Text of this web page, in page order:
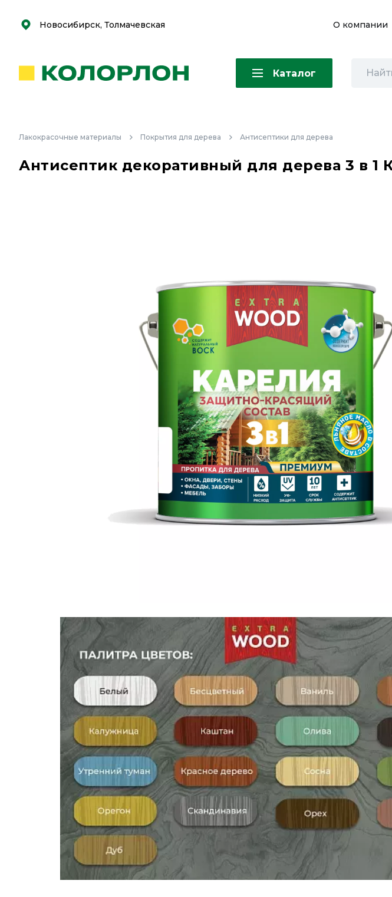
Скоро
Скоро
Новосибирск, Толмачевская О компании
Каталог
Лакокрасочные материалы Покрытия для дерева Антисептики для дерева
Антисептик декоративный для дерева 3 в 1